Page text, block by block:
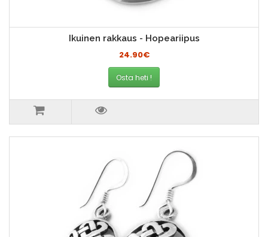
Ikuinen rakkaus - Hopeariipus
24.90€
Osta heti !